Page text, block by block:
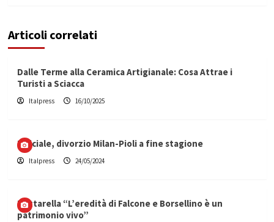
Articoli correlati
Dalle Terme alla Ceramica Artigianale: Cosa Attrae i
Turisti a Sciacca
Italpress 16/10/2025
Ufficiale, divorzio Milan-Pioli a fine stagione
Italpress 24/05/2024
Mattarella “L’eredità di Falcone e Borsellino è un
patrimonio vivo”